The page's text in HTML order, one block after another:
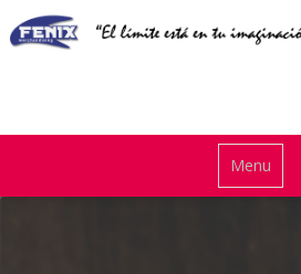
to
content
Toggle
Menu